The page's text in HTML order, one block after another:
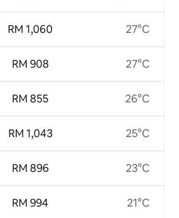
RM 1,060
RM 908
RM 855
RM 1,043
RM 896
RM 994
27°C
27°C
26°C
25°C
23°C
21°C